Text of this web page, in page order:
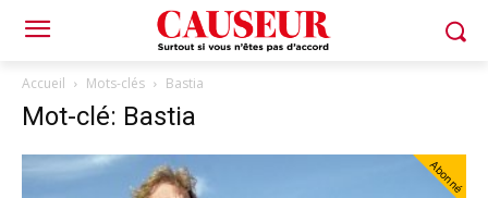
Accueil Mots-clés Bastia
Mot-clé: Bastia
Abonné